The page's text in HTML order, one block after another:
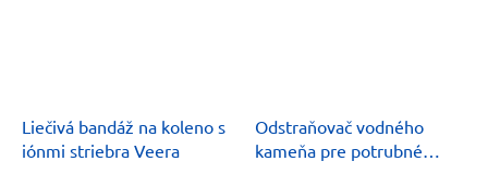
Liečivá bandáž na koleno s
iónmi striebra Veera
Odstraňovač vodného
kameňa pre potrubné